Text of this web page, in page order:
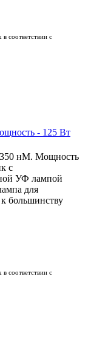
соответствии с
нМ. Мощность
с
УФ лампой
для
большинству
соответствии с